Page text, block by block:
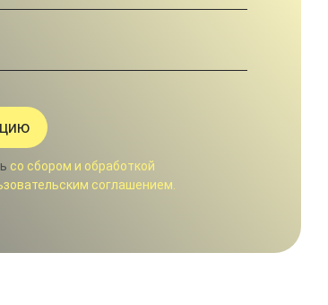
со сбором и обработкой
соглашением.